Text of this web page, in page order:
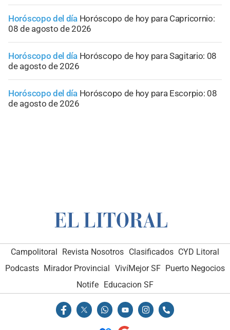
Horóscopo del día Horóscopo de hoy para Capricornio:
08 de agosto de 2026
Horóscopo del día Horóscopo de hoy para Sagitario: 08
de agosto de 2026
Horóscopo del día Horóscopo de hoy para Escorpio: 08
de agosto de 2026
Campolitoral Revista Nosotros Clasificados CYD Litoral
Podcasts Mirador Provincial VivíMejor SF Puerto Negocios
Notife
Educacion SF